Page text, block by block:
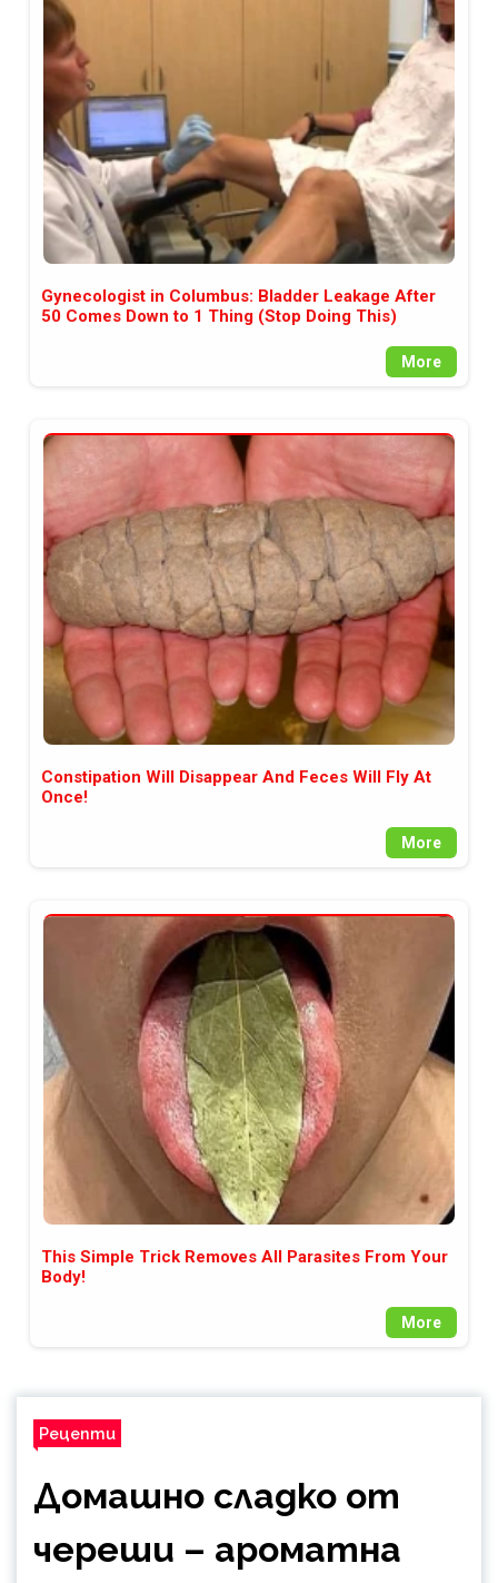
Gynecologist in Columbus: Bladder Leakage After
50 Comes Down to 1 Thing (Stop Doing This)
More
Constipation Will Disappear And Feces Will Fly At
Once!
More
This Simple Trick Removes All Parasites From Your
Body!
More
Рецепти
Домашно сладко от
череши – ароматна